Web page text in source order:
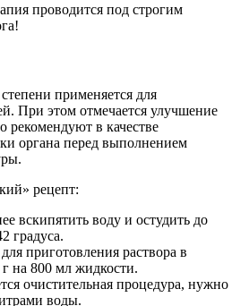
проводится под строгим
применяется для
При этом отмечается улучшение
рекомендуют в качестве
органа перед выполнением
рецепт:
вскипятить воду и остудить до
градуса.
приготовления раствора в
на 800 мл жидкости.
очистительная процедура, нужно
воды.